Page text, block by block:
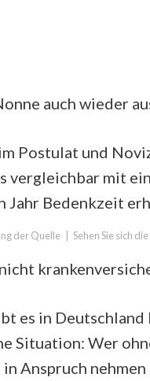
auch wieder
Postulat und
vergleichbar mit
Jahr Bedenkzeit
der Quelle Sehen Sie sich
es in
Situation: Wer
Anspruch